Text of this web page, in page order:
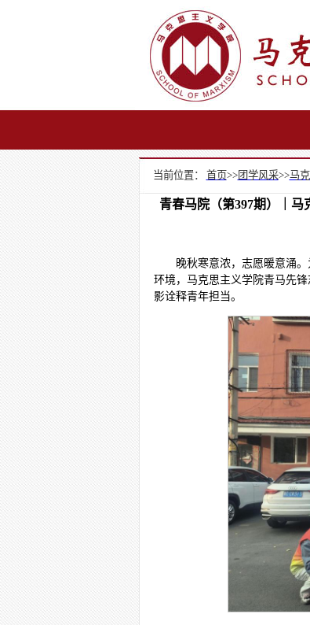
当前位置： 首页>>团学风采>>马
青春马院（第397期）｜
晚秋寒意浓，志愿暖意涌
环境，马克思主义学院青马先
影诠释青年担当。